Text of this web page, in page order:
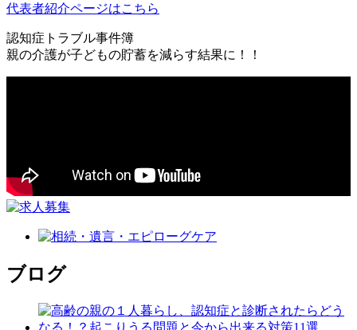
代表者紹介ページはこちら
認知症トラブル事件簿
親の介護が子どもの貯蓄を減らす結果に！！
ブログ